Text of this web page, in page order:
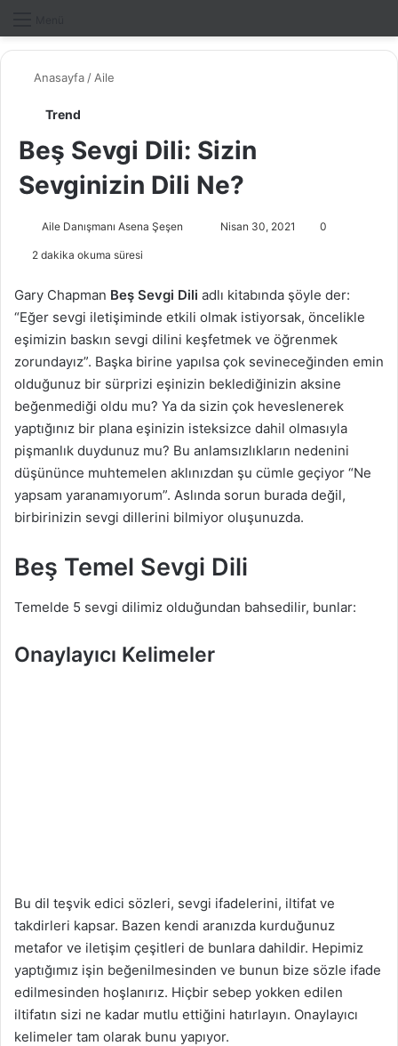
Anasayfa / Aile
Trend
Beş Sevgi Dili: Sizin
Sevginizin Dili Ne?
Aile Danışmanı Asena Şeşen
e
p
d
e
k
Nisan 30, 2021 0
2 dakika okuma süresi
Gary Chapman Beş Sevgi Dili adlı kitabında şöyle der:
“Eğer sevgi iletişiminde etkili olmak istiyorsak, öncelikle
eşimizin baskın sevgi dilini keşfetmek ve öğrenmek
zorundayız”. Başka birine yapılsa çok sevineceğinden emin
olduğunuz bir sürprizi eşinizin beklediğinizin aksine
beğenmediği oldu mu? Ya da sizin çok heveslenerek
yaptığınız bir plana eşinizin isteksizce dahil olmasıyla
pişmanlık duydunuz mu? Bu anlamsızlıkların nedenini
düşününce muhtemelen aklınızdan şu cümle geçiyor “Ne
yapsam yaranamıyorum”. Aslında sorun burada değil,
birbirinizin sevgi dillerini bilmiyor oluşunuzda.
Beş Temel Sevgi Dili
Temelde 5 sevgi dilimiz olduğundan bahsedilir, bunlar:
Onaylayıcı Kelimeler
Bu dil teşvik edici sözleri, sevgi ifadelerini, iltifat ve
takdirleri kapsar. Bazen kendi aranızda kurduğunuz
metafor ve iletişim çeşitleri de bunlara dahildir. Hepimiz
yaptığımız işin beğenilmesinden ve bunun bize sözle ifade
edilmesinden hoşlanırız. Hiçbir sebep yokken edilen
iltifatın sizi ne kadar mutlu ettiğini hatırlayın. Onaylayıcı
kelimeler tam olarak bunu yapıyor.